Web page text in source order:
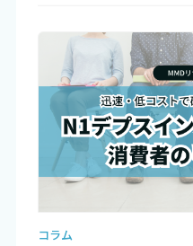
コラム